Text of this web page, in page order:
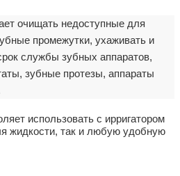
очищать недоступные для
промежутки, ухаживать и
службы зубных аппаратов,
зубные протезы, аппараты
использовать с ирригатором
жидкости, так и любую удобную